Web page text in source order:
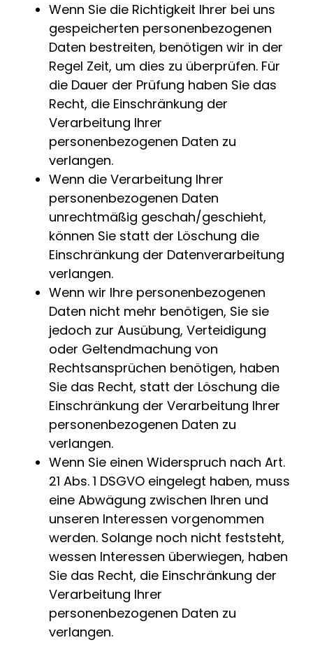
Wenn Sie die Richtigkeit Ihrer bei uns
gespeicherten personenbezogenen
Daten bestreiten, benötigen wir in der
Regel Zeit, um dies zu überprüfen. Für
die Dauer der Prüfung haben Sie das
Recht, die Einschränkung der
Verarbeitung Ihrer
personenbezogenen Daten zu
verlangen.
Wenn die Verarbeitung Ihrer
personenbezogenen Daten
unrechtmäßig geschah/geschieht,
können Sie statt der Löschung die
Einschränkung der Datenverarbeitung
verlangen.
Wenn wir Ihre personenbezogenen
Daten nicht mehr benötigen, Sie sie
jedoch zur Ausübung, Verteidigung
oder Geltendmachung von
Rechtsansprüchen benötigen, haben
Sie das Recht, statt der Löschung die
Einschränkung der Verarbeitung Ihrer
personenbezogenen Daten zu
verlangen.
Wenn Sie einen Widerspruch nach Art.
21 Abs. 1 DSGVO eingelegt haben, muss
eine Abwägung zwischen Ihren und
unseren Interessen vorgenommen
werden. Solange noch nicht feststeht,
wessen Interessen überwiegen, haben
Sie das Recht, die Einschränkung der
Verarbeitung Ihrer
personenbezogenen Daten zu
verlangen.